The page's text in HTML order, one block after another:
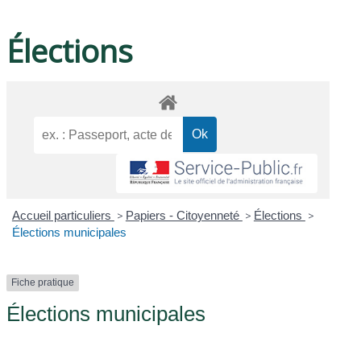
Élections
Accueil particuliers > Papiers - Citoyenneté > Élections >
Élections municipales
Fiche pratique
Élections municipales